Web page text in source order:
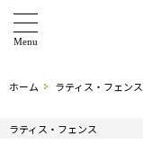
ホーム ラティス・フェンス
ラティス・フェンス